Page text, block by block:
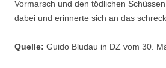
Vormarsch und den tödlichen
dabei und erinnerte sich an das
Quelle: Guido Bludau in DZ vom 30.